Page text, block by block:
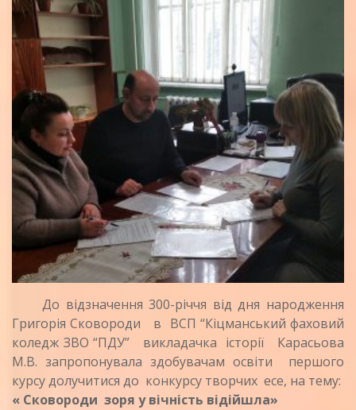
До відзначення 300-річчя від дня народження
Григорія Сковороди в ВСП “Кіцманський фаховий
коледж ЗВО “ПДУ” викладачка історії Карасьова
М.В. запропонувала здобувачам освіти першого
курсу долучитися до конкурсу творчих есе, на тему:
« Сковороди зоря у вічність відійшла»